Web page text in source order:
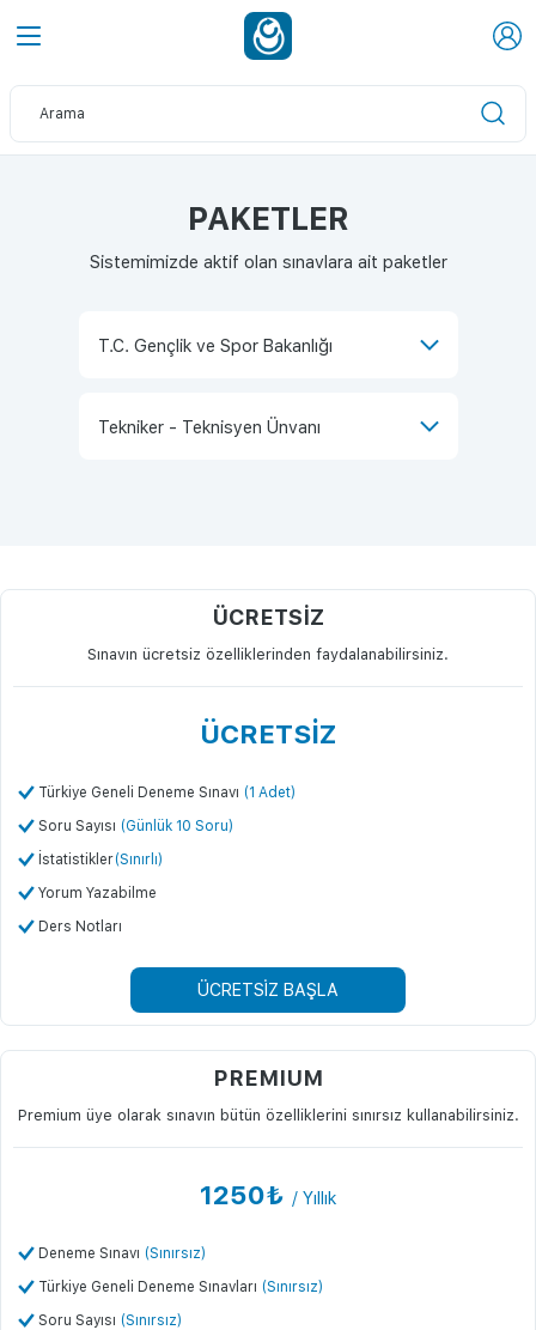
PAKETLER
Sistemimizde aktif olan sınavlara ait paketler
ÜCRETSİZ
Sınavın ücretsiz özelliklerinden faydalanabilirsiniz.
ÜCRETSİZ
Türkiye Geneli Deneme Sınavı (1 Adet)
Soru Sayısı (Günlük 10 Soru)
İstatistikler(Sınırlı)
Yorum Yazabilme
Ders Notları
ÜCRETSİZ BAŞLA
PREMIUM
Premium üye olarak sınavın bütün özelliklerini sınırsız kullanabilirsiniz.
1250₺ / Yıllık
Deneme Sınavı (Sınırsız)
Türkiye Geneli Deneme Sınavları (Sınırsız)
Soru Sayısı (Sınırsız)